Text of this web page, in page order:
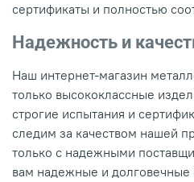
сертификаты и полностью
Надежность и
Наш интернет-магазин
только высококлассные
строгие испытания и
следим за качеством нашей
только с надежными
вам надежные и долговечные